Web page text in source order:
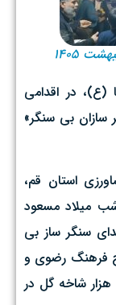
(ع)، در اقدامی
بی سنگر»
استان قم،
میلاد مسعود
سنگر ساز بی
فرهنگ رضوی و
شاخه گل در